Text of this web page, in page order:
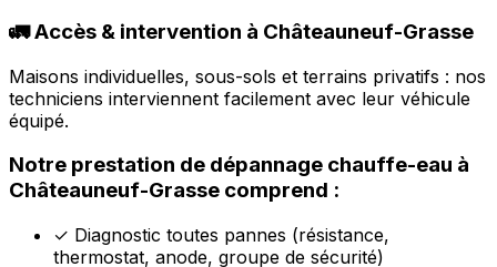
🚛 Accès & intervention à Châteauneuf-Grasse
Maisons individuelles, sous-sols et terrains privatifs : nos
techniciens interviennent facilement avec leur véhicule
équipé.
Notre prestation de dépannage chauffe-eau à
Châteauneuf-Grasse comprend :
✓ Diagnostic toutes pannes (résistance,
thermostat, anode, groupe de sécurité)